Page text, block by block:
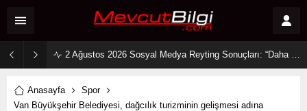
2 Ağustos 2026 Sosyal Medya Reyting Sonuçları: “Daha 17” Ekranlara Ambargo Koydu!
Anasayfa
Spor
Van Büyükşehir Belediyesi, dağcılık turizminin gelişmesi adına